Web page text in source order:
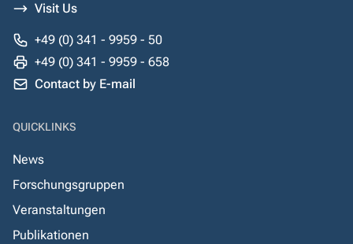
Visit Us
+49 (0) 341 - 9959 - 50
+49 (0) 341 - 9959 - 658
Contact by E-mail
QUICKLINKS
News
Forschungsgruppen
Veranstaltungen
Publikationen